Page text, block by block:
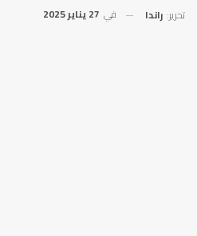
تحرير: راندا في 27 يناير 2025